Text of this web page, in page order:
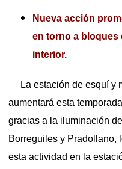
Nueva acción
en torno a bloques
interior.
La estación de esquí y
aumentará esta
gracias a la iluminación
Borreguiles y Pradollano,
esta actividad en la